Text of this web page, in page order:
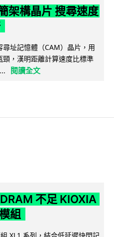
架構晶片 搜尋速度
址記憶體（CAM）晶片，用
，漢明距離計算速度比標準
閱讀全文
不足 KIOXIA
組